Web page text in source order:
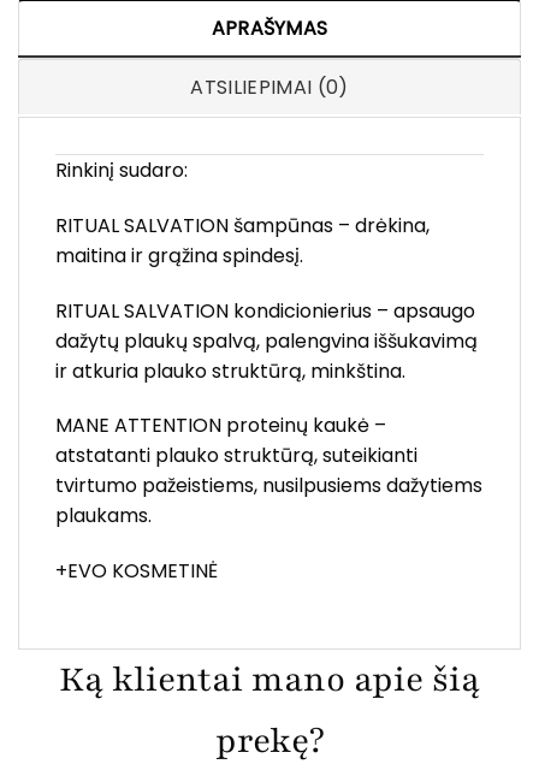
APRAŠYMAS
ATSILIEPIMAI (0)
Rinkinį sudaro:
RITUAL SALVATION šampūnas – drėkina,
maitina ir grąžina spindesį.
RITUAL SALVATION kondicionierius – apsaugo
dažytų plaukų spalvą, palengvina iššukavimą
ir atkuria plauko struktūrą, minkština.
MANE ATTENTION proteinų kaukė –
atstatanti plauko struktūrą, suteikianti
tvirtumo pažeistiems, nusilpusiems dažytiems
plaukams.
+EVO KOSMETINĖ
Ką klientai mano apie šią
prekę?